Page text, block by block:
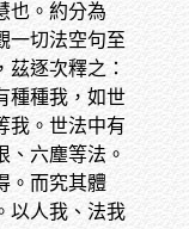
也。約分為
一切法空句至
茲逐次釋之：
種種我，如世
我。世法中有
、六塵等法。
。而究其體
以人我、法我